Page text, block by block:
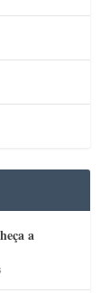
a